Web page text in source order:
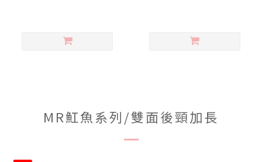
MR魟魚系列/雙面後頸加長